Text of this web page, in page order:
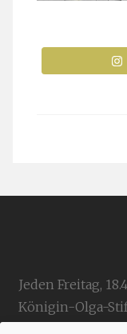
Jeden Freitag,
Königin-Olga-